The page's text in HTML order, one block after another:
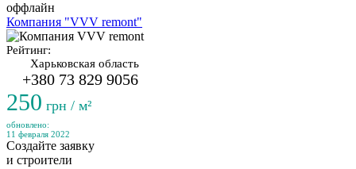
оффлайн
Компания "VVV remont"
Рейтинг:
Харьковская область
+380 73 829 9056
250 грн / м²
обновлено:
11 февраля 2022
Создайте заявку
и строители